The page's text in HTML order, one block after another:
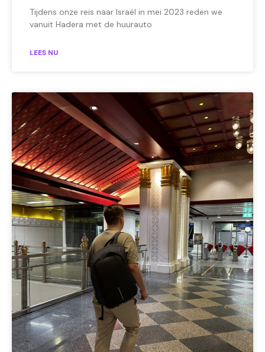
Tijdens onze reis naar Israël in mei 2023 reden we
vanuit Hadera met de huurauto
LEES NU